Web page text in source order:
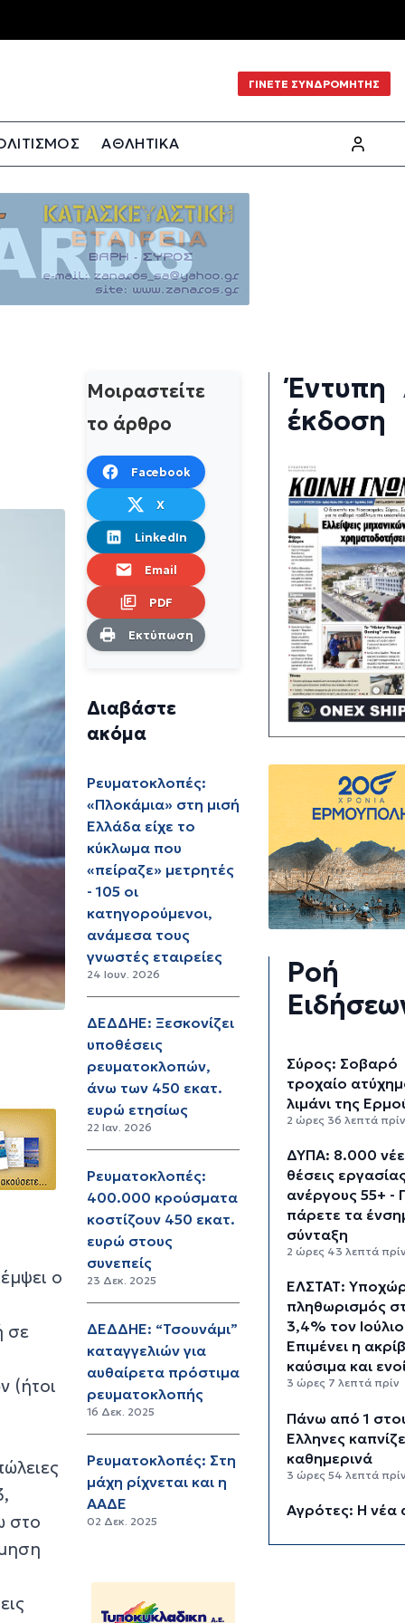
ΓΙΝΕΤΕ ΣΥΝΔΡΟΜΗΤΗΣ
ΑΘΛΗΤΙΚΑ
ο
σε
(ήτοι
στο
Μοιραστείτε
το άρθρο
Facebook
X
LinkedIn
Email
PDF
Εκτύπωση
Διαβάστε
ακόμα
Ρευματοκλοπές:
«Πλοκάμια» στη μισή
Ελλάδα είχε το
κύκλωμα που
«πείραζε» μετρητές
- 105 οι
κατηγορούμενοι,
ανάμεσα τους
γνωστές εταιρείες
24 Ιουν. 2026
ΔΕΔΔΗΕ: Ξεσκονίζει
υποθέσεις
ρευματοκλοπών,
άνω των 450 εκατ.
ευρώ ετησίως
22 Ιαν. 2026
Ρευματοκλοπές:
400.000 κρούσματα
κοστίζουν 450 εκατ.
ευρώ στους
συνεπείς
23 Δεκ. 2025
ΔΕΔΔΗΕ: “Τσουνάμι”
καταγγελιών για
αυθαίρετα πρόστιμα
ρευματοκλοπής
16 Δεκ. 2025
Ρευματοκλοπές: Στη
μάχη ρίχνεται και η
ΑΑΔΕ
02 Δεκ. 2025
Έντυπη
έκδοση
Ροή
Σύρος: Σοβαρό
τροχαίο
λιμάνι της
2 ώρες 36 λεπτά
ΔΥΠΑ: 8.000
θέσεις
ανέργους 55+ -
πάρετε τα
σύνταξη
2 ώρες 43 λεπτά
ΕΛΣΤΑΤ:
πληθωρισμός
3,4% τον
Επιμένει η
καύσιμα και
3 ώρες 7 λεπτά πρίν
Πάνω από 1
Έλληνες
καθημερινά
3 ώρες 54 λεπτά
Αγρότες: Η νέα
myAGRO, οι